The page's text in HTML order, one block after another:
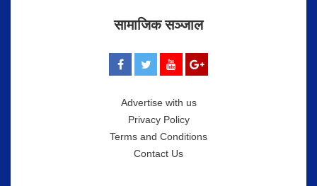
सामाजिक सञ्जाल
Advertise with us
Privacy Policy
Terms and Conditions
Contact Us